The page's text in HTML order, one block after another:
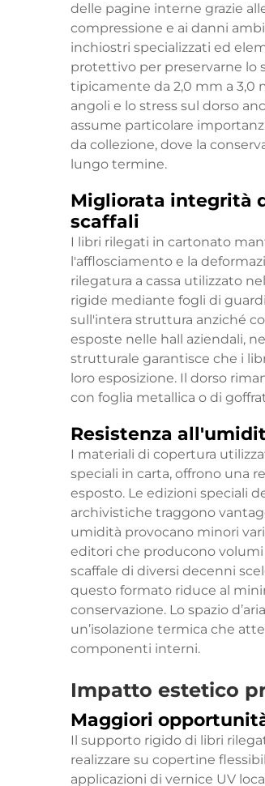
delle pagine interne grazie
compressione e ai danni
inchiostri specializzati ed
protettivo per preservarne lo
tipicamente da 2,0 mm a 3,0
angoli e lo stress sul dorso
assume particolare
da collezione, dove la
lungo termine.
Migliorata integrità
scaffali
I libri rilegati in cartonato
l'afflosciamento e la
rilegatura a cassa utilizzato
rigide mediante fogli di
sull'intera struttura anziché
esposte nelle hall aziendali,
strutturale garantisce che i
loro esposizione. Il dorso
con foglia metallica o di
Resistenza
I materiali di copertura
speciali in carta, offrono una
esposto. Le edizioni speciali
archivistiche traggono
umidità provocano minori
editori che producono
scaffale di diversi decenni
questo formato riduce al
conservazione. Lo spazio
un’isolazione termica che
componenti interni.
Impatto estetico
Maggiori
Il supporto rigido di libri
realizzare su copertine
applicazioni di vernice UV